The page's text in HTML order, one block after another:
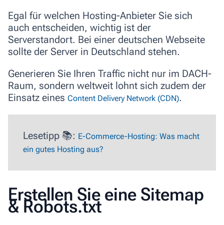
Egal für welchen Hosting-Anbieter Sie sich
auch entscheiden, wichtig ist der
Serverstandort. Bei einer deutschen Webseite
sollte der Server in Deutschland stehen.
Generieren Sie Ihren Traffic nicht nur im DACH-
Raum, sondern weltweit lohnt sich zudem der
Einsatz eines Content Delivery Network (CDN).
Lesetipp 📚: E-Commerce-Hosting: Was macht
ein gutes Hosting aus?
Erstellen Sie eine Sitemap
& Robots.txt